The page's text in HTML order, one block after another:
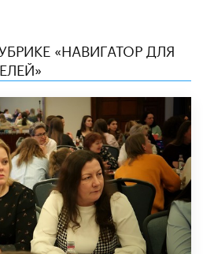
«НАВИГАТОР ДЛЯ